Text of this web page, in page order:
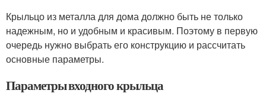
Крыльцо из металла для дома должно быть не только
надежным, но и удобным и красивым. Поэтому в первую
очередь нужно выбрать его конструкцию и рассчитать
основные параметры.
Параметры входного крыльца